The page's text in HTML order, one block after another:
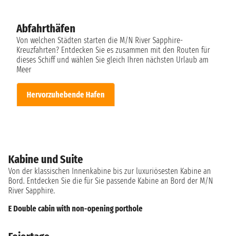
Abfahrthäfen
Von welchen Städten starten die M/N River Sapphire-
Kreuzfahrten? Entdecken Sie es zusammen mit den Routen für
dieses Schiff und wählen Sie gleich Ihren nächsten Urlaub am
Meer
Hervorzuhebende Hafen
Kabine und Suite
Von der klassischen Innenkabine bis zur luxuriösesten Kabine an
Bord. Entdecken Sie die für Sie passende Kabine an Bord der M/N
River Sapphire.
E Double cabin with non-opening porthole